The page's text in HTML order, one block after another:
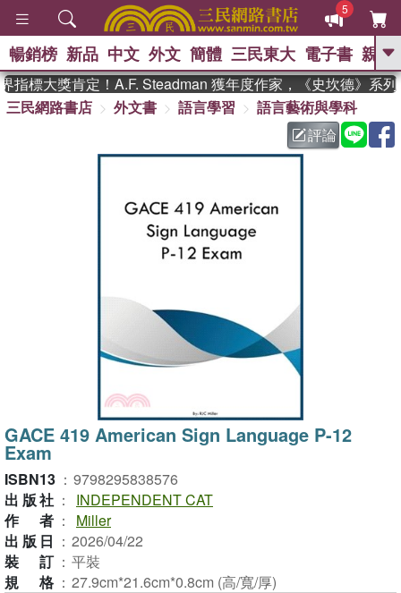
5
GO
熱搜： 東野圭吾 、 高希均教授回憶錄
父親節 、 如果歷
暑期推薦 、 國際布克
偉大的迷走神經
暢銷榜 新品 中文 外文 簡體 三民東大 電子書 親子
標大獎肯定！A.F. Steadman 獲年度作家，《史坎德》系列
三民網路書店
外文書 語言學習
語言藝術與學科
評論
GACE 419 American Sign Language P-12
Exam
ISBN13 ： 9798295838576
出版社 ：
INDEPENDENT CAT
作者 ：
Miller
出版日 ： 2026/04/22
裝訂 ： 平裝
規格 ： 27.9cm*21.6cm*0.8cm (高/寬/厚)